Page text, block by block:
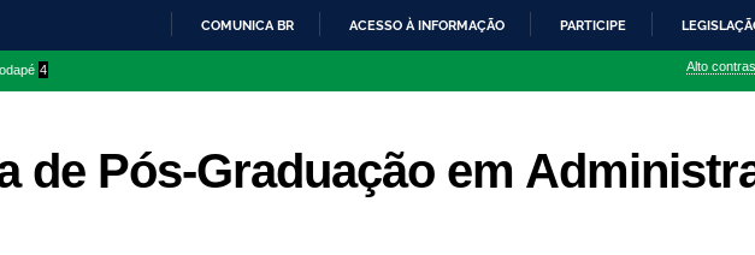
O
COMUNICA BR ACESSO À INFORMAÇÃO PARTICIPE
4 Alto
de Pós-Graduação em